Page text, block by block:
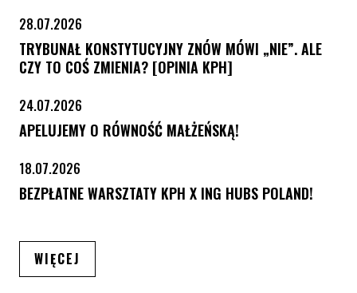
28.07.2026
TRYBUNAŁ KONSTYTUCYJNY ZNÓW MÓWI „NIE”. ALE
CZY TO COŚ ZMIENIA? [OPINIA KPH]
24.07.2026
APELUJEMY O RÓWNOŚĆ MAŁŻEŃSKĄ!
18.07.2026
BEZPŁATNE WARSZTATY KPH X ING HUBS POLAND!
WIĘCEJ